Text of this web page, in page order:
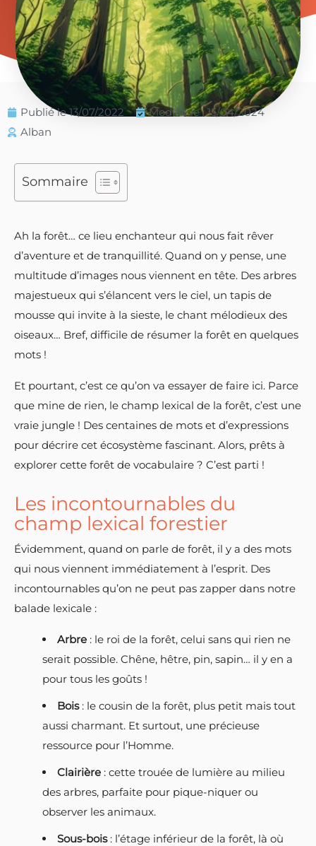
Publié le 13/07/2022
Modifié le : 15/04/2024
Alban
Sommaire
Ah la forêt… ce lieu enchanteur qui nous fait rêver
d’aventure et de tranquillité. Quand on y pense, une
multitude d’images nous viennent en tête. Des arbres
majestueux qui s’élancent vers le ciel, un tapis de
mousse qui invite à la sieste, le chant mélodieux des
oiseaux… Bref, difficile de résumer la forêt en quelques
mots !
Et pourtant, c’est ce qu’on va essayer de faire ici. Parce
que mine de rien, le champ lexical de la forêt, c’est une
vraie jungle ! Des centaines de mots et d’expressions
pour décrire cet écosystème fascinant. Alors, prêts à
explorer cette forêt de vocabulaire ? C’est parti !
Les incontournables du
champ lexical forestier
Évidemment, quand on parle de forêt, il y a des mots
qui nous viennent immédiatement à l’esprit. Des
incontournables qu’on ne peut pas zapper dans notre
balade lexicale :
Arbre : le roi de la forêt, celui sans qui rien ne
serait possible. Chêne, hêtre, pin, sapin… il y en a
pour tous les goûts !
Bois: le cousin de la forêt, plus petit mais tout
aussi charmant. Et surtout, une précieuse
ressource pour l’Homme.
Clairière : cette trouée de lumière au milieu
des arbres, parfaite pour pique-niquer ou
observer les animaux.
Sous-bois: l’étage inférieur de la forêt, là où